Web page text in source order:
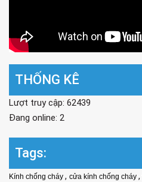
THỐNG KÊ
Lượt truy cập: 62439
Đang online: 2
Tags:
Kính chống cháy , cửa kính chống cháy ,